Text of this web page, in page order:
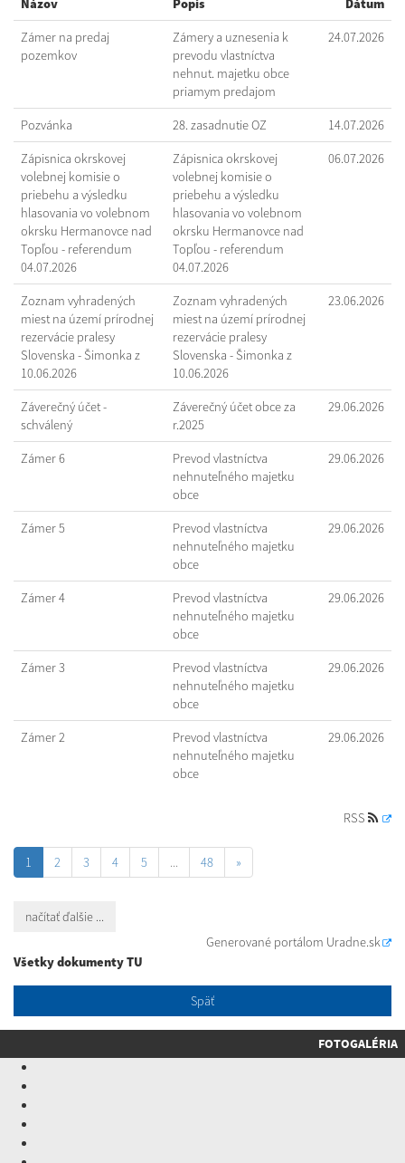
Názov
Popis Dátum
Zámer na predaj
pozemkov
Zámery a uznesenia k
prevodu vlastníctva
nehnut. majetku obce
priamym predajom
24.07.2026
Pozvánka 28. zasadnutie OZ 14.07.2026
Zápisnica okrskovej
volebnej komisie o
priebehu a výsledku
hlasovania vo volebnom
okrsku Hermanovce nad
Topľou - referendum
04.07.2026
Zápisnica okrskovej
volebnej komisie o
priebehu a výsledku
hlasovania vo volebnom
okrsku Hermanovce nad
Topľou - referendum
04.07.2026
06.07.2026
Zoznam vyhradených
miest na území prírodnej
rezervácie pralesy
Slovenska - Šimonka z
10.06.2026
Zoznam vyhradených
miest na území prírodnej
rezervácie pralesy
Slovenska - Šimonka z
10.06.2026
23.06.2026
Záverečný účet -
schválený
Záverečný účet obce za
r.2025
29.06.2026
Zámer 6
Prevod vlastníctva
nehnuteľného majetku
obce
29.06.2026
Zámer 5
Prevod vlastníctva
nehnuteľného majetku
obce
29.06.2026
Zámer 4
Prevod vlastníctva
nehnuteľného majetku
obce
29.06.2026
Zámer 3
Prevod vlastníctva
nehnuteľného majetku
obce
29.06.2026
Zámer 2
Prevod vlastníctva
nehnuteľného majetku
obce
29.06.2026
RSS
1 2 3 4 5 ... 48 »
načítať ďalšie ...
Generované portálom Uradne.sk
Všetky dokumenty TU
Späť
FOTOGALÉRIA